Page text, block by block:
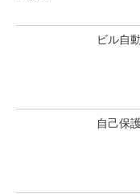
ビル自
自己保